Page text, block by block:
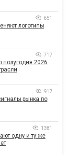
651
логотипы
717
полугодия 2026
917
рынка по
1381
одну и ту же